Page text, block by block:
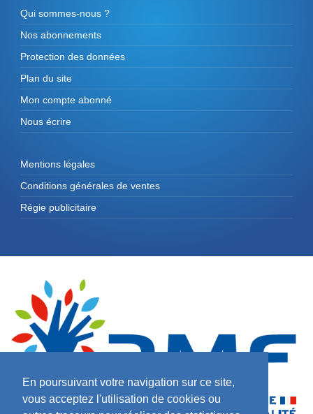
En poursuivant votre navigation sur ce site,
vous acceptez l'utilisation de cookies ou
Qui sommes-nous ?
Nos abonnements
Protection des données
Plan du site
Mon compte abonné
Nous écrire
Mentions légales
Conditions générales de ventes
Régie publicitaire